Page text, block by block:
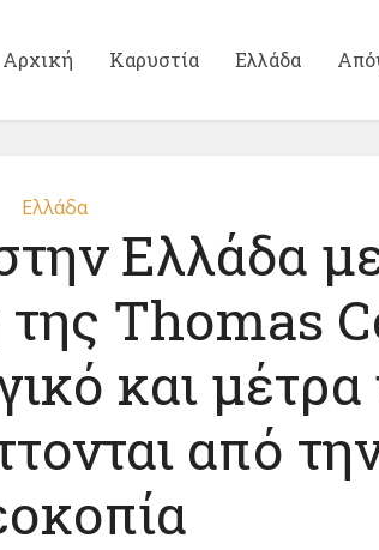
Αρχική Καρυστία Ελλάδα
Ελλάδα
Ελλάδα
Thomas
και μέτρα
από